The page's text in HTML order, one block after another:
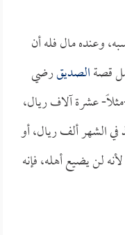
وعنده مال فله أن
قصةالصديقرضي
مثلاً- عشرة آلاف ريال،
الشهر ألف ريال، أو
لن يضيع أهله، فإنه